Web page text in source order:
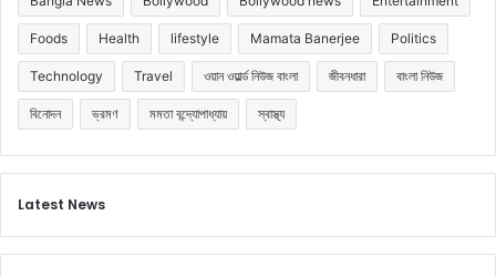
ন্ত
র
মে
ন্স
ক
রে
Foods Health lifestyle Mamata Banerjee Politics
Technology Travel ওয়ান ওয়ার্ল্ড নিউজ বাংলা জীবনধারা বাংলা নিউজ
বিনোদন ভ্রমণ মমতা বন্দ্যোপাধ্যায় স্বাস্থ্য
Latest News